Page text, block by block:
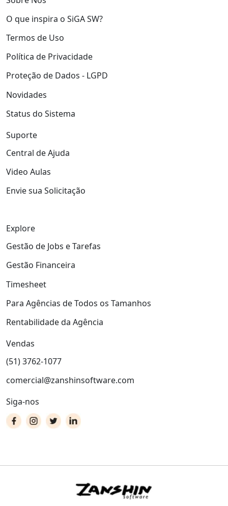
O que inspira o SiGA SW?
Termos de Uso
Política de Privacidade
Proteção de Dados - LGPD
Novidades
Status do Sistema
Suporte
Central de Ajuda
Video Aulas
Envie sua Solicitação
Explore
Gestão de Jobs e Tarefas
Gestão Financeira
Timesheet
Para Agências de Todos os Tamanhos
Rentabilidade da Agência
Vendas
(51) 3762-1077
comercial@zanshinsoftware.com
Siga-nos